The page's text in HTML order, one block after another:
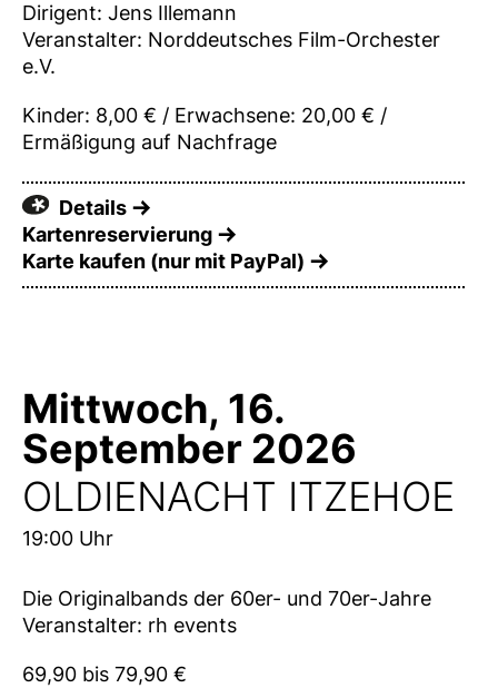
Dirigent: Jens Illemann
Veranstalter: Norddeutsches Film-Orchester
e.V.
Kinder: 8,00 € / Erwachsene: 20,00 € /
Ermäßigung auf Nachfrage
Details
Kartenreservierung
Karte kaufen (nur mit PayPal)
Mittwoch, 16.
September 2026
OLDIENACHT ITZEHOE
19:00 Uhr
Die Originalbands der 60er- und 70er-Jahre
Veranstalter: rh events
69,90 bis 79,90 €